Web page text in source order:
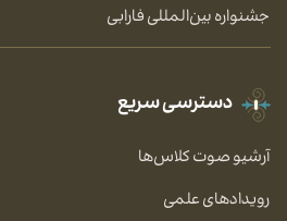
جشنواره بین‌المللی فارابی
دسترسی سریع
آرشیو صوت کلاس‌ها
رویدادهای علمی